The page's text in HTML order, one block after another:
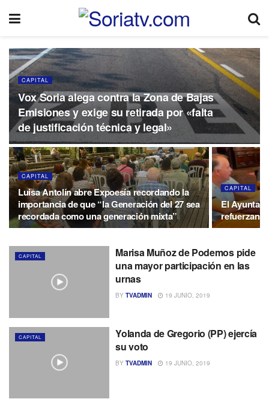
CAPITAL
Vox Soria alega contra la Zona de Bajas
Emisiones y exige su retirada por «falta
de justificación técnica y legal»
CAPITAL
Luisa Antolín abre Expoesía recordando la
importancia de que “la Generación del 27 sea
recordada como una generación mixta”
CAPITAL
El
refuerzan
CAPITAL
Marisa Muñoz de Podemos pide
una mayor participación en las
urnas
BY TVADMIN 19 JUNIO, 2019
CAPITAL
Yolanda de Gregorio (PP) ejercía
su voto
BY TVADMIN 19 JUNIO, 2019